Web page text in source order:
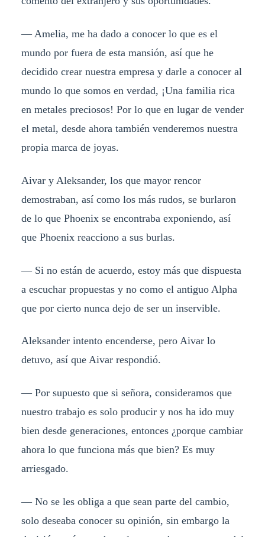
— Amelia, me ha dado a conocer lo que es el
mundo por fuera de esta mansión, así que he
decidido crear nuestra empresa y darle a conocer al
mundo lo que somos en verdad, ¡Una familia rica
en metales preciosos! Por lo que en lugar de vender
el metal, desde ahora también venderemos nuestra
propia marca de joyas.
Aivar y Aleksander, los que mayor rencor
demostraban, así como los más rudos, se burlaron
de lo que Phoenix se encontraba exponiendo, así
que Phoenix reacciono a sus burlas.
— Si no están de acuerdo, estoy más que dispuesta
a escuchar propuestas y no como el antiguo Alpha
que por cierto nunca dejo de ser un inservible.
Aleksander intento encenderse, pero Aivar lo
detuvo, así que Aivar respondió.
— Por supuesto que si señora, consideramos que
nuestro trabajo es solo producir y nos ha ido muy
bien desde generaciones, entonces ¿porque cambiar
ahora lo que funciona más que bien? Es muy
arriesgado.
— No se les obliga a que sean parte del cambio,
solo deseaba conocer su opinión, sin embargo la